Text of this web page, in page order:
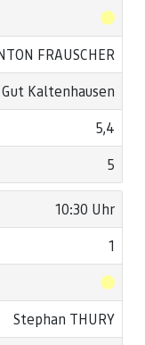
FRAUSCHER
Kaltenhausen
5,4
5
10:30 Uhr
1
Stephan THURY